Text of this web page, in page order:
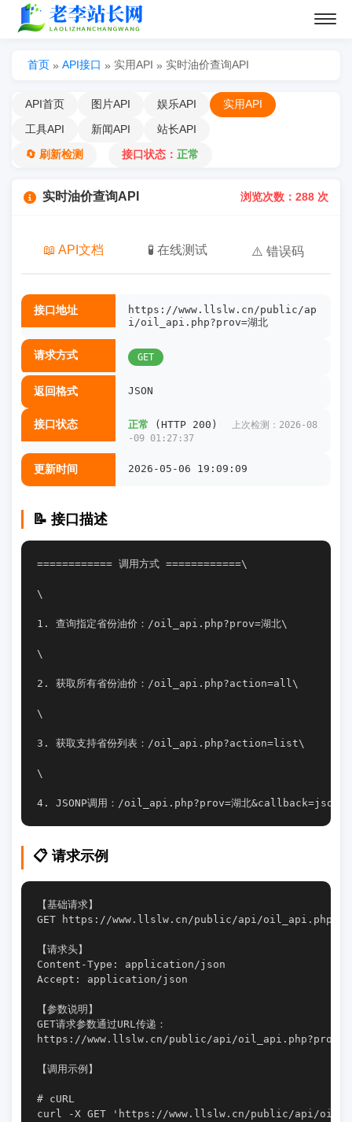
首页 » API接口 » 实用API » 实时油价查询API
API首页 图片API 娱乐API
实用API
工具API
新闻API
站长API
🔄 刷新检测
接口状态： 正常
实时油价查询API 浏览次数：288 次
📖 API文档 🧪 在线测试 ⚠️ 错误码
接口地址
https://www.llslw.cn/public/ap
i/oil_api.php?prov=湖北
请求方式 GET
返回格式 JSON
接口状态 正常 (HTTP 200)
上次检测：2026-08
-09 01:27:37
更新时间 2026-05-06 19:09:09
📝 接口描述
============ 调用方式 ============\
\
1. 查询指定省份油价：/oil_api.php?prov=湖北\
\
2. 获取所有省份油价：/oil_api.php?action=all\
\
3. 获取支持省份列表：/oil_api.php?action=list\
\
4. JSONP调用：/oil_api.php?prov=湖北
📋 请求示例
【基础请求】
GET https://www.llslw.cn/public/api/
【请求头】
Content-Type: application/json
Accept: application/json
【参数说明】
GET请求参数通过URL传递：
https://www.llslw.cn/public/api/oil_api.php?prov=湖北?
【调用示例】
# cURL
curl -X GET 'https://www.llslw.cn/public/api/